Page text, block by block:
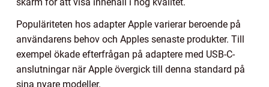
Populäriteten hos adapter Apple varierar beroende på
användarens behov och Apples senaste produkter. Till
exempel ökade efterfrågan på adaptere med USB-C-
anslutningar när Apple övergick till denna standard på
sina nyare modeller.